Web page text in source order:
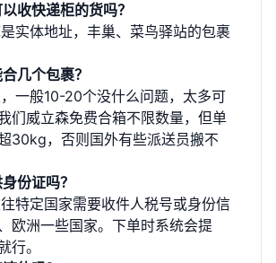
收快递柜的货吗？
实体地址，丰巢、菜鸟驿站的包裹
几个包裹？
一般10-20个没什么问题，太多可
们威立森免费合箱不限数量，但单
30kg，否则国外有些派送员搬不
份证吗？
特定国家需要收件人税号或身份信
欧洲一些国家。下单时系统会提
行。